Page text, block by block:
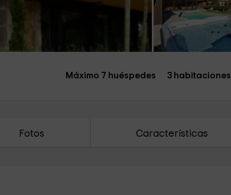
Máximo 7 huéspedes 3 habitaciones
Fotos Características